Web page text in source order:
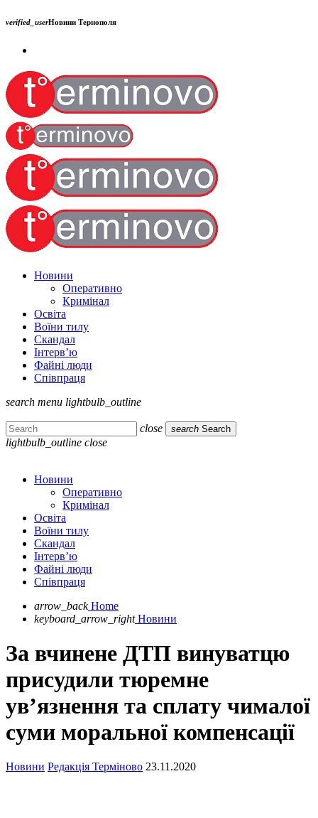
verified_userНовини Тернополя
Новини
Оперативно
Кримінал
Освіта
Воїни тилу
Скандал
Інтерв’ю
Файні люди
Співпраця
search menu lightbulb_outline
close search Search
lightbulb_outline close
Новини
Оперативно
Кримінал
Освіта
Воїни тилу
Скандал
Інтерв’ю
Файні люди
Співпраця
arrow_back Home
keyboard_arrow_right Новини
За вчинене ДТП винуватцю
присудили тюремне
ув’язнення та сплату чималої
суми моральної компенсації
Новини Редакція Терміново 23.11.2020